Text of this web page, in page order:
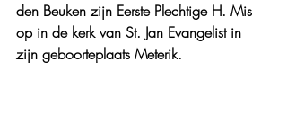
den Beuken zijn Eerste Plechtige H. Mis
op in de kerk van St. Jan Evangelist in
zijn geboorteplaats Meterik.